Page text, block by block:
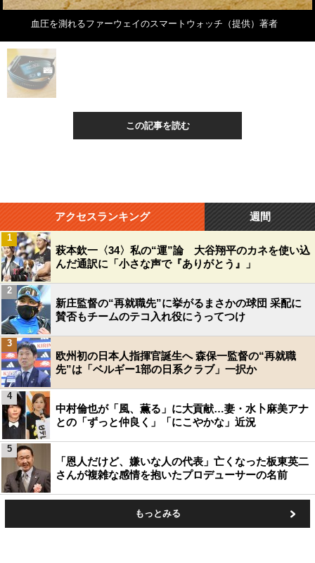
血圧を測れるファーウェイのスマートウォッチ（提供）著者
この記事を読む
アクセスランキング 週間
萩本欽一〈34〉私の“運”論 大谷翔平のカネを使い込
んだ通訳に「小さな声で『ありがとう』」
1
新庄監督の“再就職先”に挙がるまさかの球団 采配に
賛否もチームのテコ入れ役にうってつけ
2
欧州初の日本人指揮官誕生へ 森保一監督の“再就職
先”は「ベルギー1部の日系クラブ」一択か
3
中村倫也が「風、薫る」に大貢献…妻・水卜麻美アナ
との「ずっと仲良く」「にこやかな」近況
4
「恩人だけど、嫌いな人の代表」亡くなった板東英二
さんが複雑な感情を抱いたプロデューサーの名前
5
もっとみる